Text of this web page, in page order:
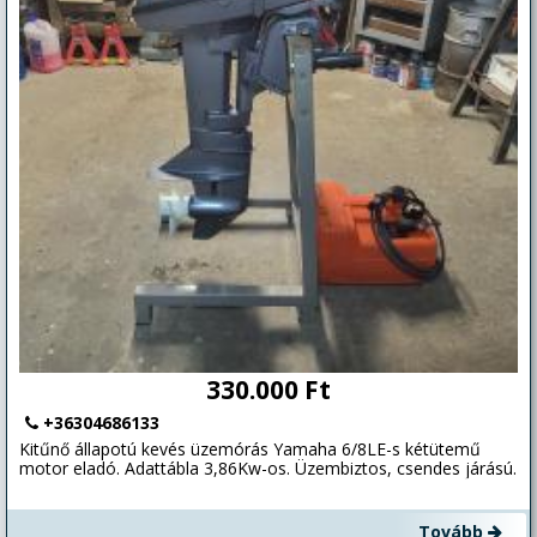
rendszer. Kimondottan jó állapotú és jó szabású Technique
Voile francia prémium kategóriás dakron Rollgrósz és
Rollgénua, fehér színű Code Zero, 4 db Harken csörlő, melyből 2
elektromos. Teljes teak borítás a kokpitban, 12 főre
vizsgáztatva, nagyon szép állapotban! (Csak Balatonon és csak
magáncéllal hajózott.) Elegancia, biztonság, luxuskivitel!
Kimondottan igényes, hajózni és a hajót szerető Sporttársnak
kitűnő választás! Finanszírozás 30% önrésztől lehetséges,
kikötőhely kapcsán több klassz opció is rendelkezésre áll. Tel.
330.000 Ft
+36304686133
Kitűnő állapotú kevés üzemórás Yamaha 6/8LE-s kétütemű
motor eladó. Adattábla 3,86Kw-os. Üzembiztos, csendes járású.
Tovább